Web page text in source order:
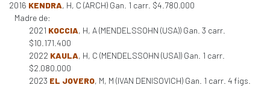
2016 KENDRA, H, C (ARCH) Gan. 1 carr. $4.780.000
Madre de:
2021 KOCCIA, H, A (MENDELSSOHN (USA)) Gan. 3 carr.
$10.171.400
2022 KAULA, H, C (MENDELSSOHN (USA)) Gan. 1 carr.
$2.080.000
2023 EL JOVERO, M, M (IVAN DENISOVICH) Gan. 1 carr. 4 figs.